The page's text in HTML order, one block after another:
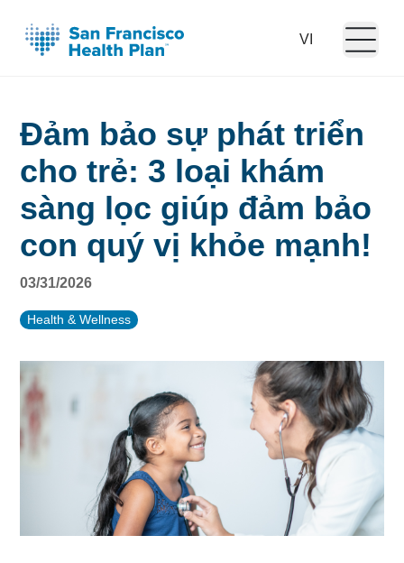
Language:Open
Đảm bảo sự phát triển
cho trẻ: 3 loại khám
sàng lọc giúp đảm bảo
con quý vị khỏe mạnh!
03/31/2026
Health & Wellness